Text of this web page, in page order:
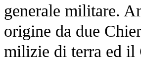
generale militare.
origine da due
milizie di terra ed il